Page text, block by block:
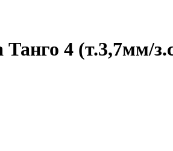
4 (т.3,7мм/